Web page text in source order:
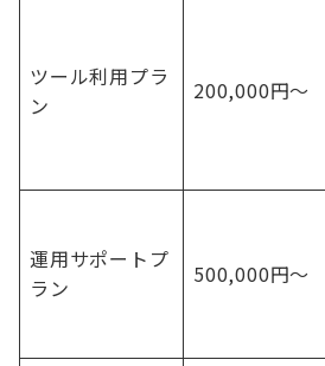
ツール利用プラ
ン
200,000円〜
運用サポートプ
ラン
500,000円〜